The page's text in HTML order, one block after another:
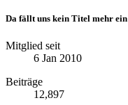
Da fällt uns kein Titel mehr ein
Mitglied seit
6 Jan 2010
Beiträge
12,897